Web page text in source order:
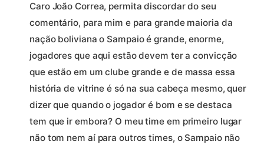
Caro João Correa, permita discordar do seu
comentário, para mim e para grande maioria da
nação boliviana o Sampaio é grande, enorme,
jogadores que aqui estão devem ter a convicção
que estão em um clube grande e de massa essa
história de vitrine é só na sua cabeça mesmo, quer
dizer que quando o jogador é bom e se destaca
tem que ir embora? O meu time em primeiro lugar
não tom nem aí para outros times, o Sampaio não